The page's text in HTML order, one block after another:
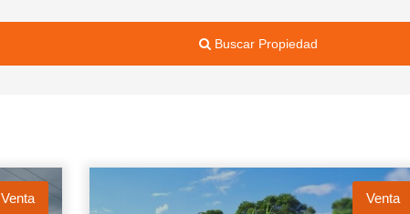
Buscar Propiedad
Venta Venta